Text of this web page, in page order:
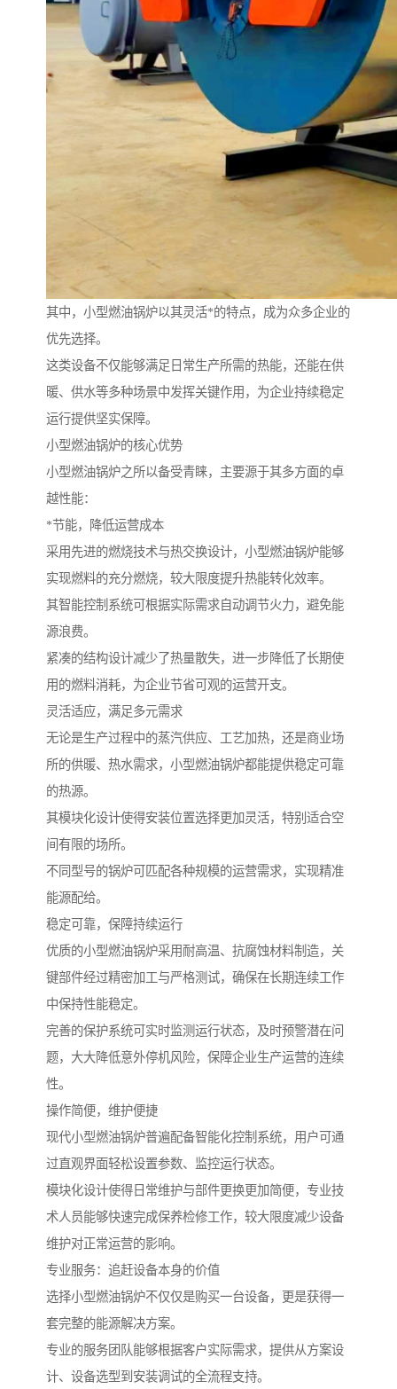
其中，小型燃油锅炉以其灵活*的特点，成为众多企业的
优先选择。
这类设备不仅能够满足日常生产所需的热能，还能在供
暖、供水等多种场景中发挥关键作用，为企业持续稳定
运行提供坚实保障。
小型燃油锅炉的核心优势
小型燃油锅炉之所以备受青睐，主要源于其多方面的卓
越性能：
*节能，降低运营成本
采用先进的燃烧技术与热交换设计，小型燃油锅炉能够
实现燃料的充分燃烧，较大限度提升热能转化效率。
其智能控制系统可根据实际需求自动调节火力，避免能
源浪费。
紧凑的结构设计减少了热量散失，进一步降低了长期使
用的燃料消耗，为企业节省可观的运营开支。
灵活适应，满足多元需求
无论是生产过程中的蒸汽供应、工艺加热，还是商业场
所的供暖、热水需求，小型燃油锅炉都能提供稳定可靠
的热源。
其模块化设计使得安装位置选择更加灵活，特别适合空
间有限的场所。
不同型号的锅炉可匹配各种规模的运营需求，实现精准
能源配给。
稳定可靠，保障持续运行
优质的小型燃油锅炉采用耐高温、抗腐蚀材料制造，关
键部件经过精密加工与严格测试，确保在长期连续工作
中保持性能稳定。
完善的保护系统可实时监测运行状态，及时预警潜在问
题，大大降低意外停机风险，保障企业生产运营的连续
性。
操作简便，维护便捷
现代小型燃油锅炉普遍配备智能化控制系统，用户可通
过直观界面轻松设置参数、监控运行状态。
模块化设计使得日常维护与部件更换更加简便，专业技
术人员能够快速完成保养检修工作，较大限度减少设备
维护对正常运营的影响。
专业服务：追赶设备本身的价值
选择小型燃油锅炉不仅仅是购买一台设备，更是获得一
套完整的能源解决方案。
专业的服务团队能够根据客户实际需求，提供从方案设
计、设备选型到安装调试的全流程支持。